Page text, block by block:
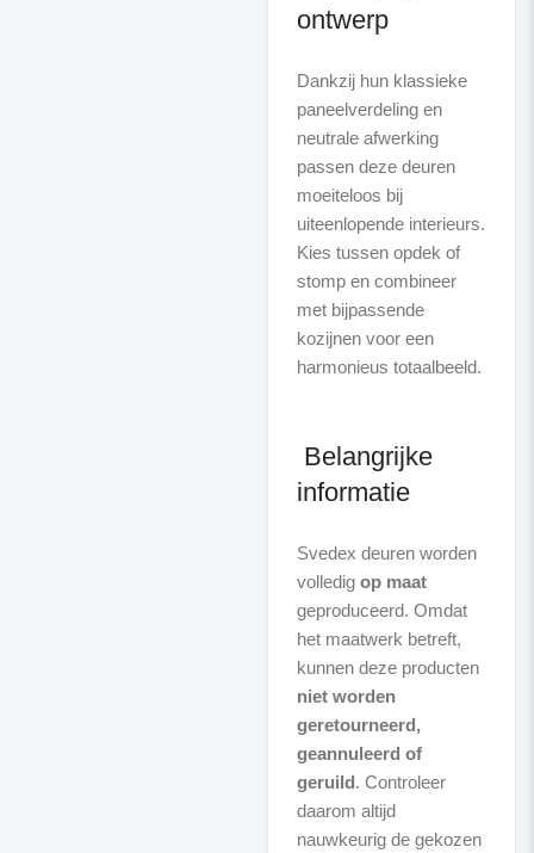
ontwerp
Dankzij hun klassieke
paneelverdeling en
neutrale afwerking
passen deze deuren
moeiteloos bij
uiteenlopende interieurs.
Kies tussen opdek of
stomp en combineer
met bijpassende
kozijnen voor een
harmonieus totaalbeeld.
Belangrijke
informatie
Svedex deuren worden
volledig op maat
geproduceerd. Omdat
het maatwerk betreft,
kunnen deze producten
niet worden
geretourneerd,
geannuleerd of
geruild. Controleer
daarom altijd
nauwkeurig de gekozen